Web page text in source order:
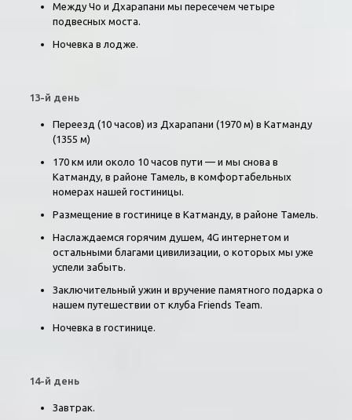
Между Чо и Дхарапани мы пересечем четыре
подвесных моста.
Ночевка в лодже.
13-й день
Переезд (10 часов) из Дхарапани (1970 м) в Катманду
(1355 м)
170 км или около 10 часов пути — и мы снова в
Катманду, в районе Тамель, в комфортабельных
номерах нашей гостиницы.
Размещение в гостинице в Катманду, в районе Тамель.
Наслаждаемся горячим душем, 4G интернетом и
остальными благами цивилизации, о которых мы уже
успели забыть.
Заключительный ужин и вручение памятного подарка о
нашем путешествии от клуба Friends Team.
Ночевка в гостинице.
14-й день
Завтрак.